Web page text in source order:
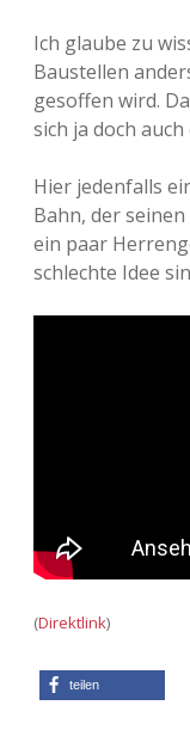
Ich glaube zu
Baustellen
gesoffen wird.
sich ja doch
Hier jedenfalls
Bahn, der
ein paar
schlechte Idee
(Direktlink)
teilen